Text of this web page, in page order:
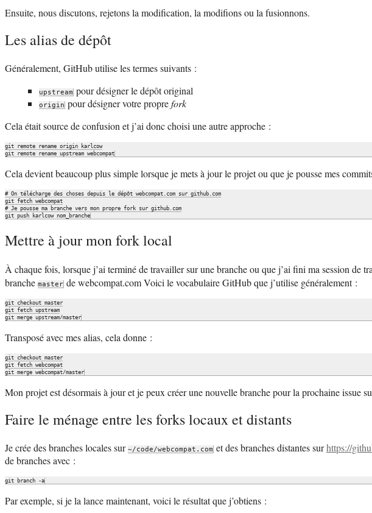
Ensuite, nous discutons, rejetons la modification, la modifions ou la fusionnons.
Les alias de dépôt
Généralement, GitHub utilise les termes suivants :
upstream pour désigner le dépôt original
origin pour désigner votre proprefork
Cela était source de confusion et j’ai donc choisi une autre approche :
git remote rename origin karlcow
Cela devient beaucoup plus simple lorsque je mets à jour le projet ou que je pousse mes
# On télécharge des choses depuis le dépôt webcompat.com sur github.com
git fetch webcompat
# Je pousse ma branche vers mon propre fork sur github.com
Mettre à jour mon fork local
À chaque fois, lorsque j’ai terminé de travailler sur une branche ou que j’ai fini ma session de
branche master de webcompat.com Voici le vocabulaire GitHub que j’utilise généralement :
git checkout master
git fetch upstream
Transposé avec mes alias, cela donne :
git checkout master
git fetch webcompat
Mon projet est désormais à jour et je peux créer une nouvelle branche pour la prochaine issue
Faire le ménage entre les forks locaux et distants
Je crée des branches locales sur ~/code/webcompat.com et des branches distantes surhttps://
de branches avec :
Par exemple, si je la lance maintenant, voici le résultat que j’obtiens :